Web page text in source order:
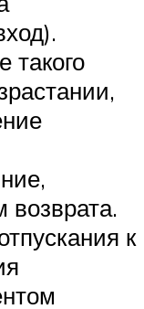
такого
возврата.
к